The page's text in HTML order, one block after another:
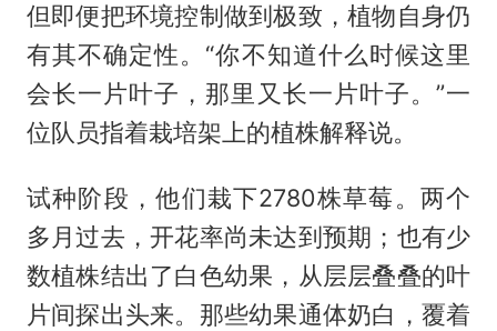
但即便把环境控制做到极致，植物自身仍
有其不确定性。“你不知道什么时候这里
会长一片叶子，那里又长一片叶子。”一
位队员指着栽培架上的植株解释说。
试种阶段，他们栽下2780株草莓。两个
多月过去，开花率尚未达到预期；也有少
数植株结出了白色幼果，从层层叠叠的叶
片间探出头来。那些幼果通体奶白，覆着